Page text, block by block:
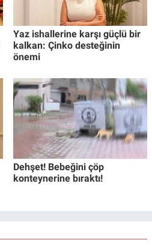
Yaz ishallerine karşı güçlü bir
kalkan: Çinko desteğinin
önemi
Dehşet! Bebeğini çöp
konteynerine bıraktı!